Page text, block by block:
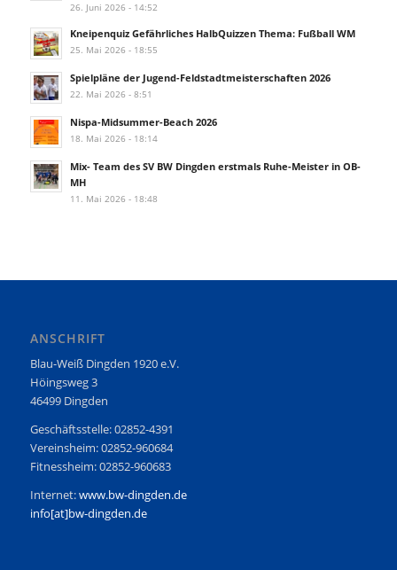
26. Juni 2026 - 14:52
Kneipenquiz Gefährliches HalbQuizzen Thema: Fußball WM
25. Mai 2026 - 18:55
Spielpläne der Jugend-Feldstadtmeisterschaften 2026
22. Mai 2026 - 8:51
Nispa-Midsummer-Beach 2026
18. Mai 2026 - 18:14
Mix- Team des SV BW Dingden erstmals Ruhe-Meister in OB-
MH
11. Mai 2026 - 18:48
ANSCHRIFT
Blau-Weiß Dingden 1920 e.V.
Höingsweg 3
46499 Dingden
Geschäftsstelle: 02852-4391
Vereinsheim: 02852-960684
Fitnessheim: 02852-960683
Internet:www.bw-dingden.de
info[at]bw-dingden.de